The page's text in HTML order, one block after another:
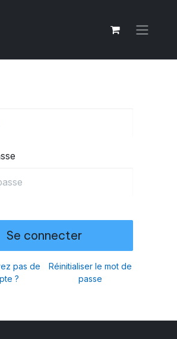
Se connecter
pas de
?
Réinitialiser le mot de
passe